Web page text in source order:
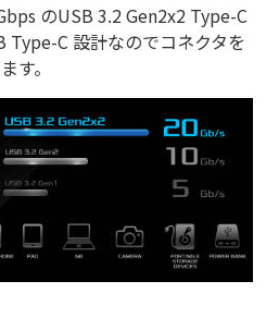
のUSB 3.2 Gen2x2 Type-C
Type-C 設計なのでコネクタを
す。